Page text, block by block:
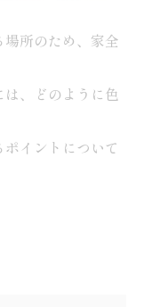
所のため、家全
、どのように色
イントについて